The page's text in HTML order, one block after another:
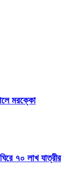
মরক্কো
৭০ লাখ যাত্রীর